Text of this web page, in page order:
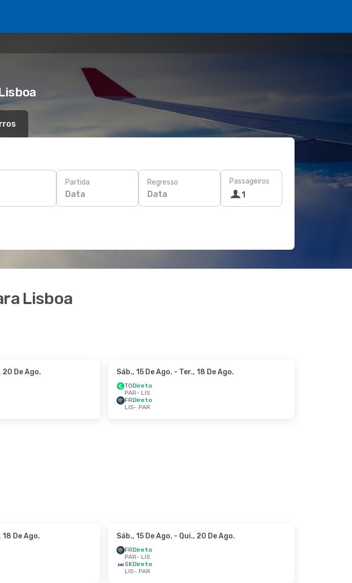
Partida
Data
Regresso
Data
Passageiros
1
Lisboa
20 De Ago. Sáb., 15 De Ago. - Ter., 18 De Ago.
TODireto
PAR- LIS
FRDireto
LIS- PAR
18 De Ago. Sáb., 15 De Ago. - Qui., 20 De Ago.
FRDireto
PAR- LIS
SKDireto
LIS- PAR